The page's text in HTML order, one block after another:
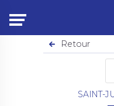
Retour
SAINT-